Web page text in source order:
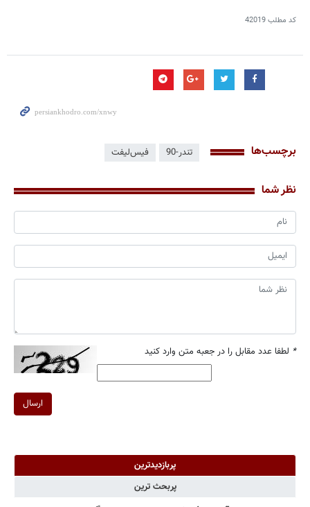
کد مطلب42019
برچسب‌ها تندر-90 فیس‌لیفت
نظر شما
* لطفا عدد مقابل را در جعبه متن وارد کنید
ارسال
پربازدیدترین
پربحث ترین